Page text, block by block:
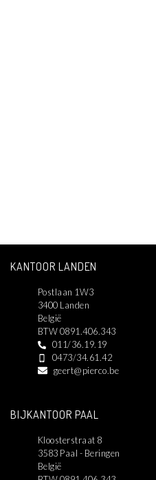
KANTOOR LANDEN
Postlaan 1W3
3400 Landen
België
BTW 0891.406.343
011/36.19.19
0473/34.61.42
geert@pierco.be
BIJKANTOOR PAAL
Kloosterstraat 8
3583 Paal - Beringen
België